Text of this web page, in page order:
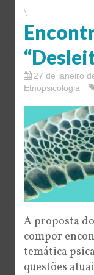
\
27 de janeiro
Etnopsicologia
A proposta
compor
temática
questões